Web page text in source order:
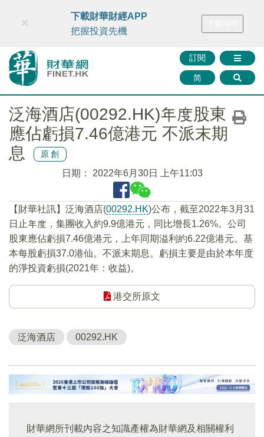
財華智庫網 FINTV FINMETA 財華證券 媒體矩陣
訂閱
简
×
下載財華財經APP
把握投資先機
泛海酒店(00292.HK)年度股東
應佔虧損7.46億港元 不派末期
息
原創
日期： 2022年6月30日 上午11:03
【財華社訊】泛海酒店(00292.HK)公布，截至2022年3月31
日止年度，集團收入約9.9億港元，同比增長1.26%。公司
股東應佔虧損7.46億港元，上年同期溢利約6.22億港元。基
本每股虧損37.0港仙。不派末期息。虧損主要是由於本年度
的淨投資虧損(2021年：收益)。
港交所原文
泛海酒店 00292.HK
財華網所刊載內容之知識產權為財華網及相關權利